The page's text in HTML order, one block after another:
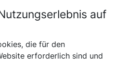
auf
die für den
erforderlich sind und